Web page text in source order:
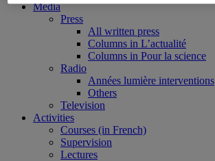
Media
Press
All written press
Columns in L’actualité
Columns in Pour la science
Radio
Années lumière interventions
Others
Television
Activities
Courses (in French)
Supervision
Lectures